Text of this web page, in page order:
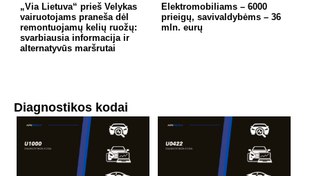
„Via Lietuva“ prieš Velykas
vairuotojams praneša dėl
remontuojamų kelių ruožų:
svarbiausia informacija ir
alternatyvūs maršrutai
Elektromobiliams – 6000
prieigų, savivaldybėms – 36
mln. eurų
Diagnostikos kodai